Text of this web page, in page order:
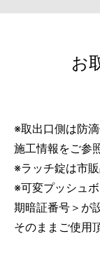
お
※取出口側は防
施工情報をご参
※ラッチ錠は市
※可変プッシュ
期暗証番号＞が
そのままご使用